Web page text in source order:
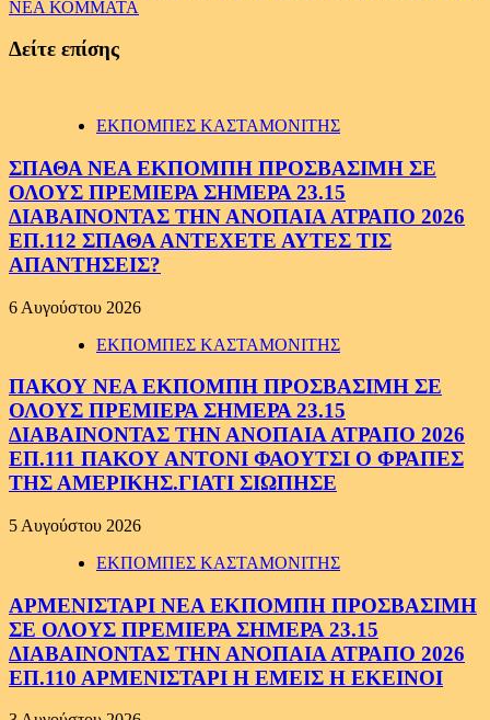
ΝΕΑ ΚΟΜΜΑΤΑ
Δείτε επίσης
ΕΚΠΟΜΠΕΣ ΚΑΣΤΑΜΟΝΙΤΗΣ
ΣΠΑΘΑ ΝΕΑ ΕΚΠΟΜΠΗ ΠΡΟΣΒΑΣΙΜΗ ΣΕ
ΟΛΟΥΣ ΠΡΕΜΙΕΡΑ ΣΗΜΕΡΑ 23.15
ΔΙΑΒΑΙΝΟΝΤΑΣ ΤΗΝ ΑΝΟΠΑΙΑ ΑΤΡΑΠΟ 2026
ΕΠ.112 ΣΠΑΘΑ ΑΝΤΕΧΕΤΕ ΑΥΤΕΣ ΤΙΣ
ΑΠΑΝΤΗΣΕΙΣ?
6 Αυγούστου 2026
ΕΚΠΟΜΠΕΣ ΚΑΣΤΑΜΟΝΙΤΗΣ
ΠΑΚΟΥ ΝΕΑ ΕΚΠΟΜΠΗ ΠΡΟΣΒΑΣΙΜΗ ΣΕ
ΟΛΟΥΣ ΠΡΕΜΙΕΡΑ ΣΗΜΕΡΑ 23.15
ΔΙΑΒΑΙΝΟΝΤΑΣ ΤΗΝ ΑΝΟΠΑΙΑ ΑΤΡΑΠΟ 2026
ΕΠ.111 ΠΑΚΟΥ ΑΝΤΟΝΙ ΦΑΟΥΤΣΙ Ο ΦΡΑΠΕΣ
ΤΗΣ ΑΜΕΡΙΚΗΣ.ΓΙΑΤΙ ΣΙΩΠΗΣΕ
5 Αυγούστου 2026
ΕΚΠΟΜΠΕΣ ΚΑΣΤΑΜΟΝΙΤΗΣ
ΑΡΜΕΝΙΣΤΑΡΙ ΝΕΑ ΕΚΠΟΜΠΗ ΠΡΟΣΒΑΣΙΜΗ
ΣΕ ΟΛΟΥΣ ΠΡΕΜΙΕΡΑ ΣΗΜΕΡΑ 23.15
ΔΙΑΒΑΙΝΟΝΤΑΣ ΤΗΝ ΑΝΟΠΑΙΑ ΑΤΡΑΠΟ 2026
ΕΠ.110 ΑΡΜΕΝΙΣΤΑΡΙ Η ΕΜΕΙΣ Η ΕΚΕΙΝΟΙ